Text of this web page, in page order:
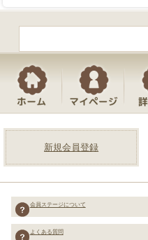
新規会員登録
会員ステージについて
よくある質問